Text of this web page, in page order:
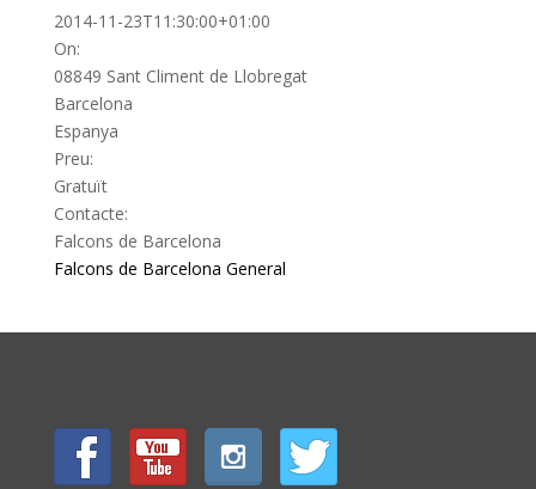
2014-11-23T11:30:00+01:00
On:
08849 Sant Climent de Llobregat
Barcelona
Espanya
Preu:
Gratuït
Contacte:
Falcons de Barcelona
Falcons de Barcelona General